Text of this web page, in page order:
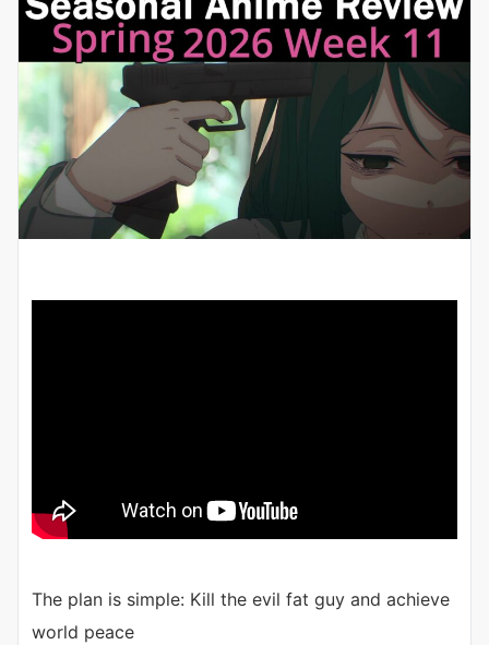
The plan is simple: Kill the evil fat guy and achieve
world peace